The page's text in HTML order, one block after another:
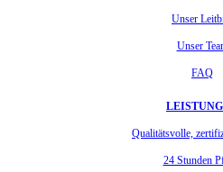
Unser
Unser
FAQ
Qualitätsvolle,
24 Stunden